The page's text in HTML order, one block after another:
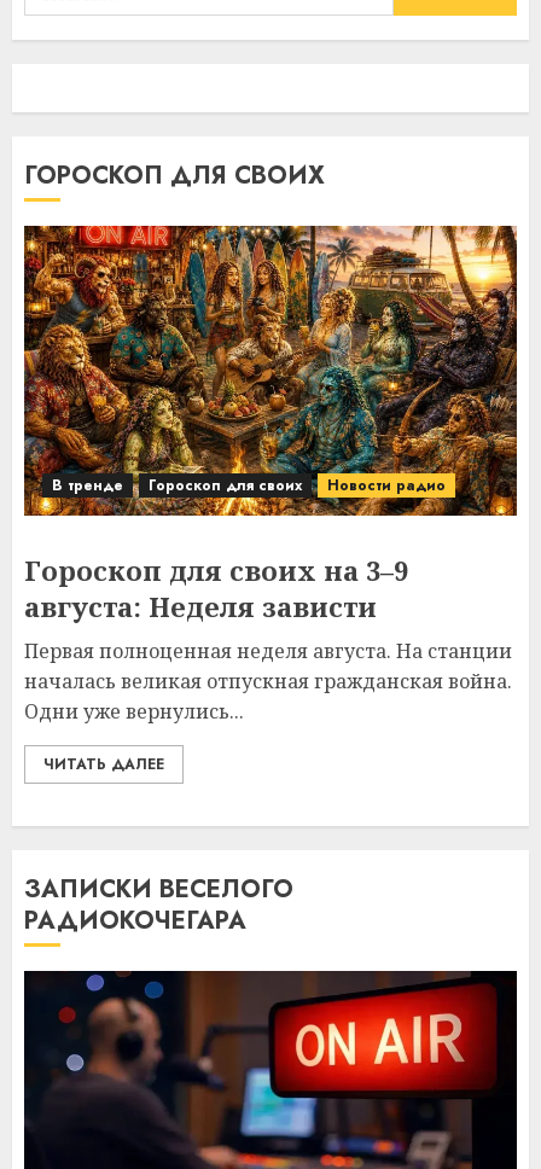
ГОРОСКОП ДЛЯ СВОИХ
В тренде Гороскоп для своих Новости радио
Гороскоп для своих на 3–9
августа: Неделя зависти
Первая полноценная неделя августа. На станции
началась великая отпускная гражданская война.
Одни уже вернулись...
ЧИТАТЬ ДАЛЕЕ
ЗАПИСКИ ВЕСЕЛОГО
РАДИОКОЧЕГАРА